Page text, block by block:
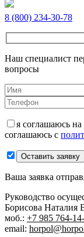
8 (800) 234-30-78
Наш специалист
вопросы
я соглашаюсь на
соглашаюсь с
Оставить заявку
Ваша заявка
Руководство
Борисова Наталия
моб.: +7 985 764-
email: